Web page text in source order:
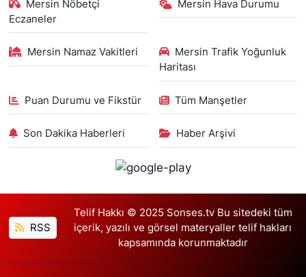
Mersin Nöbetçi
Eczaneler
Mersin Hava Durumu
Mersin Namaz Vakitleri
Mersin Trafik Yoğunluk
Haritası
Puan Durumu ve Fikstür Tüm Manşetler
Son Dakika Haberleri Haber Arşivi
RSS
Telif Hakkı © 2025 Sonses.tv Bu sitedeki tüm
içerik, yazılı ve görsel materyaller telif hakları
kapsamında korunmaktadır